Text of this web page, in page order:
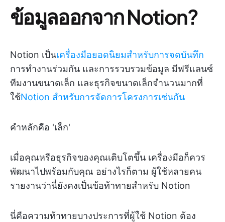
ข้อมูลออกจาก Notion?
Notion เป็นเครื่องมือยอดนิยมสำหรับการจดบันทึก
การทำงานร่วมกัน และการรวบรวมข้อมูล มีฟรีแลนซ์
ทีมงานขนาดเล็ก และธุรกิจขนาดเล็กจำนวนมากที่
ใช้Notion สำหรับการจัดการโครงการเช่นกัน
คำหลักคือ 'เล็ก'
เมื่อคุณหรือธุรกิจของคุณเติบโตขึ้น เครื่องมือก็ควร
พัฒนาไปพร้อมกับคุณ อย่างไรก็ตาม ผู้ใช้หลายคน
รายงานว่านี่ยังคงเป็นข้อท้าทายสำหรับ Notion
นี่คือความท้าทายบางประการที่ผู้ใช้ Notion ต้อง